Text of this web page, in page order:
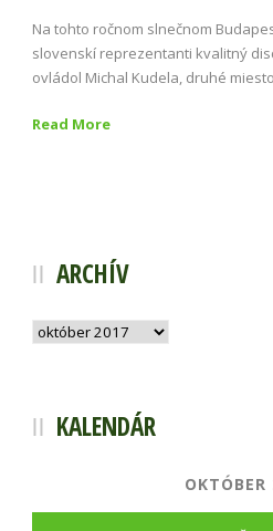
Na tohto ročnom slnečnom
slovenskí reprezentanti kvalitný
ovládol Michal Kudela, druhé
Read More
ARCHÍV
Archív
KALENDÁR
OKTÓBER